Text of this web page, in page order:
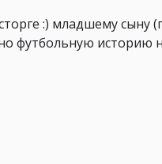
:) младшему сыну
футбольную историю